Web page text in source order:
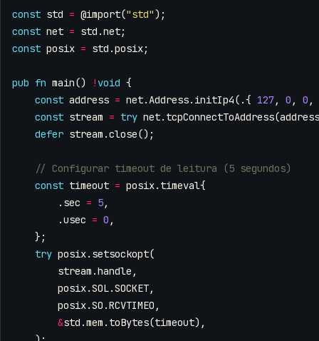
const std = @import("std");
const net = std .net;
const posix = std .posix;
pub fn main() ! void {
const address = net.Address. initIp4(.{ 127, 0 , 0 ,
const stream = try net. tcpConnectToAddress(address
defer stream .close();
const timeout = posix. timeval{
. sec = 5,
.usec = 0 ,
};
try posix. setsockopt(
stream .handle ,
posix.SOL.SOCKET,
posix.SO .RCVTIMEO ,
&std .mem . toBytes(timeout),